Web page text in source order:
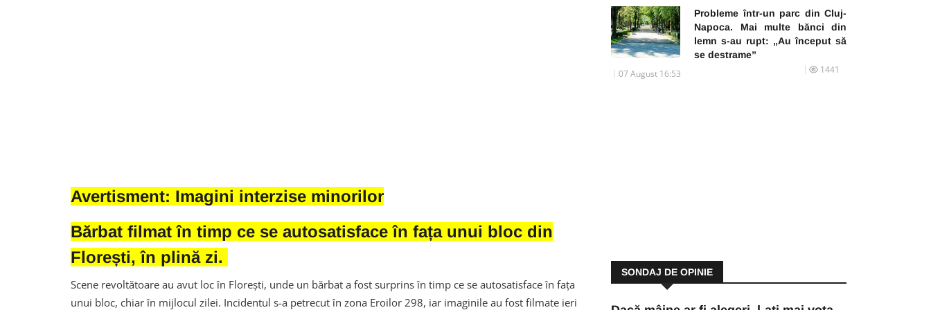
Avertisment: Imagini interzise minorilor
Bărbat filmat în timp ce se autosatisface în fața unui bloc din
Florești, în plină zi.
Scene revoltătoare au avut loc în Florești, unde un bărbat a fost surprins în timp ce se autosatisface în fața
unui bloc, chiar în mijlocul zilei. Incidentul s-a petrecut în zona Eroilor 298, iar imaginile au fost filmate ieri
Probleme într-un parc din Cluj-
Napoca. Mai multe bănci din
lemn s-au rupt: „Au început să
se destrame”
07 August 16:53 1441
SONDAJ DE OPINIE